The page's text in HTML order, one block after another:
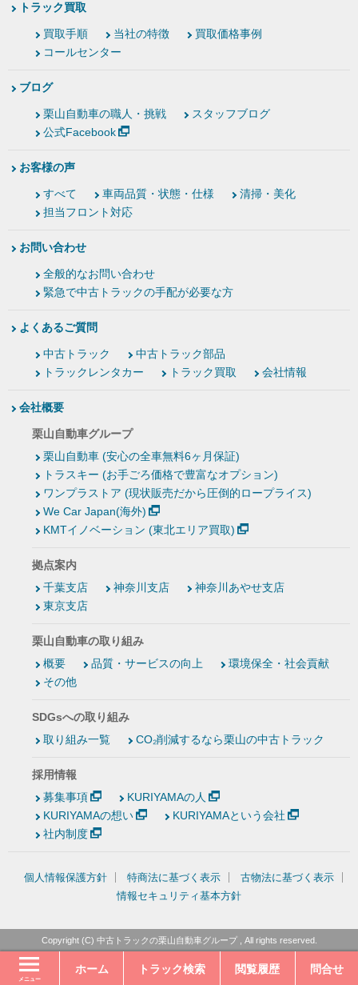
メニュー
ホーム トラック検索 閲覧履歴 問合せ
トラック買取
買取手順 当社の特徴
買取価格事例
コールセンター
ブログ
栗山自動車の職人・挑戦
スタッフブログ
公式Facebook
お客様の声
すべて 車両品質・状態・仕様
清掃・美化
担当フロント対応
お問い合わせ
全般的なお問い合わせ
緊急で中古トラックの手配が必要な方
よくあるご質問
中古トラック
中古トラック部品
トラックレンタカー
トラック買取 会社情報
会社概要
栗山自動車グループ
栗山自動車 (安心の全車無料6ヶ月保証)
トラスキー (お手ごろ価格で豊富なオプション)
ワンプラストア (現状販売だから圧倒的ロープライス)
We Car Japan(海外)
KMTイノベーション (東北エリア買取)
拠点案内
千葉支店
神奈川支店
神奈川あやせ支店
東京支店
栗山自動車の取り組み
概要
品質・サービスの向上
環境保全・社会貢献
その他
SDGsへの取り組み
取り組み一覧
CO₂削減するなら栗山の中古トラック
採用情報
募集事項
KURIYAMAの人
KURIYAMAの想い
KURIYAMAという会社
社内制度
個人情報保護方針 特商法に基づく表示
古物法に基づく表示
情報セキュリティ基本方針
Copyright (C) 中古トラックの栗山自動車グループ, All rights reserved.